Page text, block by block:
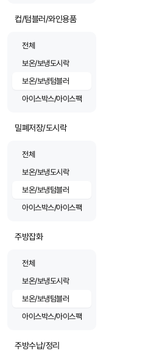
컵/텀블러/와인용품
전체
보온/보냉도시락
보온/보냉텀블러
아이스박스/아이스팩
밀폐저장/도시락
전체
보온/보냉도시락
보온/보냉텀블러
아이스박스/아이스팩
주방잡화
전체
보온/보냉도시락
보온/보냉텀블러
아이스박스/아이스팩
주방수납/정리